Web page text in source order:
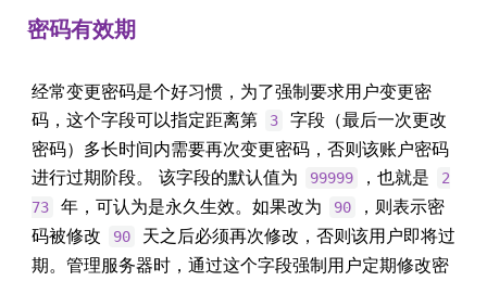
密码有效期
经常变更密码是个好习惯，为了强制要求用户变更密
码，这个字段可以指定距离第
3
字段（最后一次更改
密码）多长时间内需要再次变更密码，否则该账户密码
进行过期阶段。 该字段的默认值为
99999 ，也就是
2
73
年，可认为是永久生效。如果改为 90
，则表示密
码被修改
90
天之后必须再次修改，否则该用户即将过
期。管理服务器时，通过这个字段强制用户定期修改密